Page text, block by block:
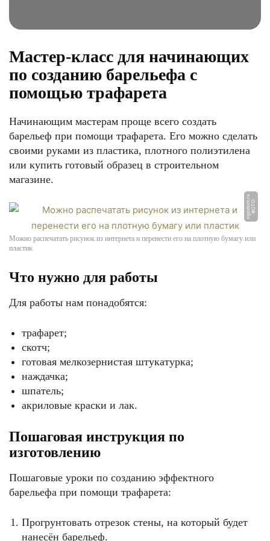
Мастер-класс для начинающих
по созданию барельефа с
помощью трафарета
Начинающим мастерам проще всего создать
барельеф при помощи трафарета. Его можно сделать
своими руками из пластика, плотного полиэтилена
или купить готовый образец в строительном
магазине.
Ф
О
Т
О:
o
g
o
d
o
m.
r
u
Можно распечатать рисунок из интернета и перенести его на плотную бумагу или
пластик
Что нужно для работы
Для работы нам понадобятся:
трафарет;
скотч;
готовая мелкозернистая штукатурка;
наждачка;
шпатель;
акриловые краски и лак.
Пошаговая инструкция по
изготовлению
Пошаговые уроки по созданию эффектного
барельефа при помощи трафарета:
Прогрунтовать отрезок стены, на который будет
нанесён барельеф.